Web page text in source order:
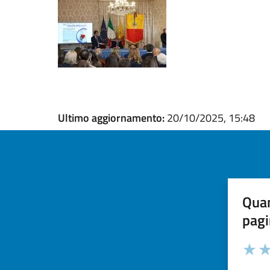
Ultimo aggiornamento:20/10/2025, 15:48
Valuta